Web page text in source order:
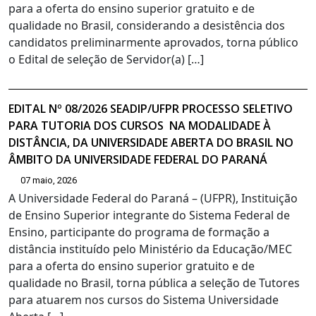
para a oferta do ensino superior gratuito e de
qualidade no Brasil, considerando a desistência dos
candidatos preliminarmente aprovados, torna público
o Edital de seleção de Servidor(a) […]
EDITAL Nº 08/2026 SEADIP/UFPR PROCESSO SELETIVO
PARA TUTORIA DOS CURSOS NA MODALIDADE À
DISTÂNCIA, DA UNIVERSIDADE ABERTA DO BRASIL NO
ÂMBITO DA UNIVERSIDADE FEDERAL DO PARANÁ
07 maio, 2026
A Universidade Federal do Paraná – (UFPR), Instituição
de Ensino Superior integrante do Sistema Federal de
Ensino, participante do programa de formação a
distância instituído pelo Ministério da Educação/MEC
para a oferta do ensino superior gratuito e de
qualidade no Brasil, torna pública a seleção de Tutores
para atuarem nos cursos do Sistema Universidade